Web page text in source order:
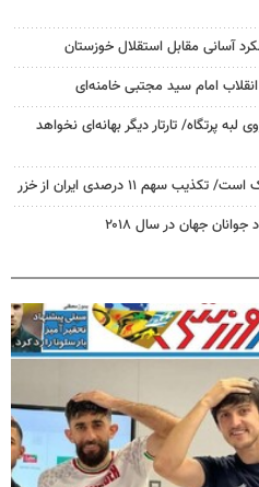
آسانی مقابل استقلال خوزستان
امام سید مجتبی خامنه‌ای
پرتگاه/ تارتار دیگر بهانه‌ای نخواهد
سهم ۱۱ درصدی ایران از خزر
جهان در سال ۲۰۱۸